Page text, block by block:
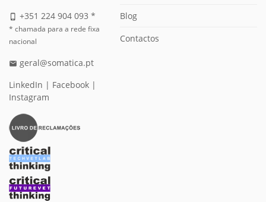
phone_iphone +351 224 904 093 *
* chamada para a rede fixa
nacional
email geral@somatica.pt
LinkedIn | Facebook |
Instagram
Blog
Contactos